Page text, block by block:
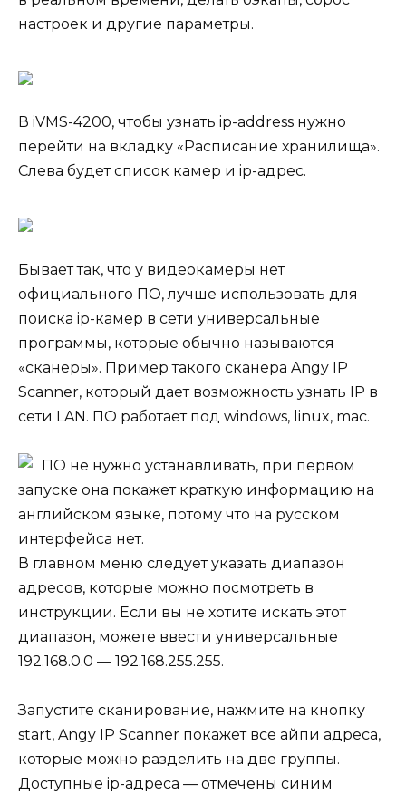
настроек и другие параметры.
В iVMS-4200, чтобы узнать ip-address нужно
перейти на вкладку «Расписание хранилища».
Слева будет список камер и ip-адрес.
Бывает так, что у видеокамеры нет
официального ПО, лучше использовать для
поиска ip-камер в сети универсальные
программы, которые обычно называются
«сканеры». Пример такого сканера Angy IP
Scanner, который дает возможность узнать IP в
сети LAN. ПО работает под windows, linux, mac.
ПО не нужно устанавливать, при первом
запуске она покажет краткую информацию на
английском языке, потому что на русском
интерфейса нет.
В главном меню следует указать диапазон
адресов, которые можно посмотреть в
инструкции. Если вы не хотите искать этот
диапазон, можете ввести универсальные
192.168.0.0 — 192.168.255.255.
Запустите сканирование, нажмите на кнопку
start, Angy IP Scanner покажет все айпи адреса,
которые можно разделить на две группы.
Доступные ip-адреса — отмечены синим